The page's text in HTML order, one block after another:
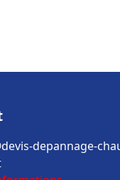
depannage-